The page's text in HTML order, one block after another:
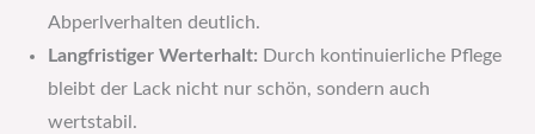
Abperlverhalten deutlich.
Langfristiger Werterhalt: Durch kontinuierliche Pflege
bleibt der Lack nicht nur schön, sondern auch
wertstabil.